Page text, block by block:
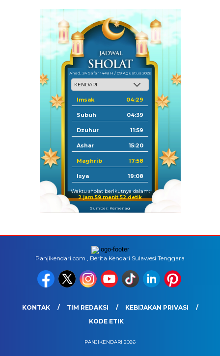
Ahad, 24 Safar 1448 H / 09 Agustus 2026
Imsak 04:29
Subuh 04:39
Dzuhur 11:59
Ashar 15:20
Maghrib 17:58
Isya 19:08
Waktu sholat berikutnya dalam:
2 jam 59 menit 51 detik
Sumber: Kemenag
Panjikendari.com , Berita Kendari Sulawesi Tenggara
KONTAK TIM REDAKSI
KEBIJAKAN PRIVASI
KODE ETIK
PANJIKENDARI 2026